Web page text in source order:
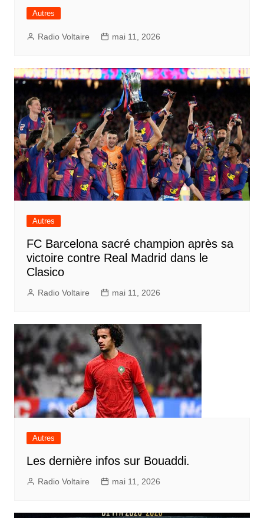
Autres
Radio Voltaire mai 11, 2026
Autres
FC Barcelona sacré champion après sa
victoire contre Real Madrid dans le
Clasico
Radio Voltaire mai 11, 2026
Autres
Les dernière infos sur Bouaddi.
Radio Voltaire mai 11, 2026